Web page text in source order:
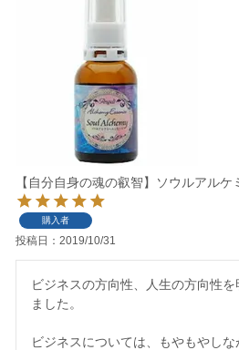
【自分自身の魂の叡智】ソウルアルケ
購入者
投稿日 2019/10/31
ビジネスの方向性、人生の方向性
ました。
ビジネスについては、もやもやし